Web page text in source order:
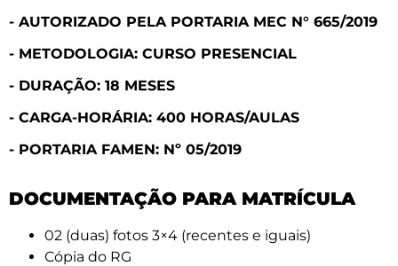
- AUTORIZADO PELA PORTARIA MEC N° 665/2019
- METODOLOGIA: CURSO PRESENCIAL
- DURAÇÃO: 18 MESES
- CARGA-HORÁRIA: 400 HORAS/AULAS
- PORTARIA FAMEN: Nº 05/2019
DOCUMENTAÇÃO PARA MATRÍCULA
02 (duas) fotos 3×4 (recentes e iguais)
Cópia do RG